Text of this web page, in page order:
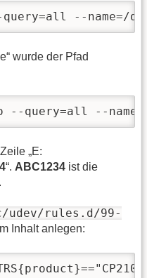
--name=/
wurde der Pfad
--query=all --
„E:
“. ABC1234 ist die
udev/rules.d/99-
Inhalt anlegen: